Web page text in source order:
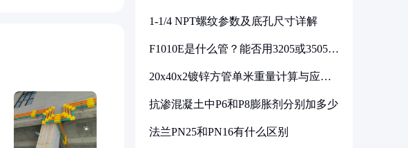
1-1/4 NPT螺纹参数及底孔尺寸详解
F1010E是什么管？能否用3205或3505代
20x40x2镀锌方管单米重量计算与应用
抗渗混凝土中P6和P8膨胀剂分别加多少
法兰PN25和PN16有什么区别